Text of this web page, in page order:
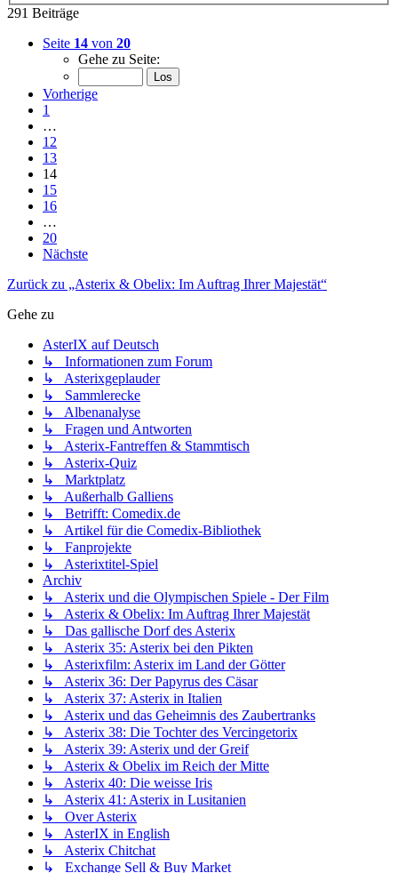
291 Beiträge
Seite 14 von 20
Gehe zu Seite:
Vorherige
1
…
12
13
14
15
16
…
20
Nächste
Zurück zu „Asterix & Obelix: Im Auftrag Ihrer Majestät“
Gehe zu
AsterIX auf Deutsch
↳ Informationen zum Forum
↳ Asterixgeplauder
↳ Sammlerecke
↳ Albenanalyse
↳ Fragen und Antworten
↳ Asterix-Fantreffen & Stammtisch
↳ Asterix-Quiz
↳ Marktplatz
↳ Außerhalb Galliens
↳ Betrifft: Comedix.de
↳ Artikel für die Comedix-Bibliothek
↳ Fanprojekte
↳ Asterixtitel-Spiel
Archiv
↳ Asterix und die Olympischen Spiele - Der Film
↳ Asterix & Obelix: Im Auftrag Ihrer Majestät
↳ Das gallische Dorf des Asterix
↳ Asterix 35: Asterix bei den Pikten
↳ Asterixfilm: Asterix im Land der Götter
↳ Asterix 36: Der Papyrus des Cäsar
↳ Asterix 37: Asterix in Italien
↳ Asterix und das Geheimnis des Zaubertranks
↳ Asterix 38: Die Tochter des Vercingetorix
↳ Asterix 39: Asterix und der Greif
↳ Asterix & Obelix im Reich der Mitte
↳ Asterix 40: Die weisse Iris
↳ Asterix 41: Asterix in Lusitanien
↳ Over Asterix
↳ AsterIX in English
↳ Asterix Chitchat
↳ Exchange Sell & Buy Market